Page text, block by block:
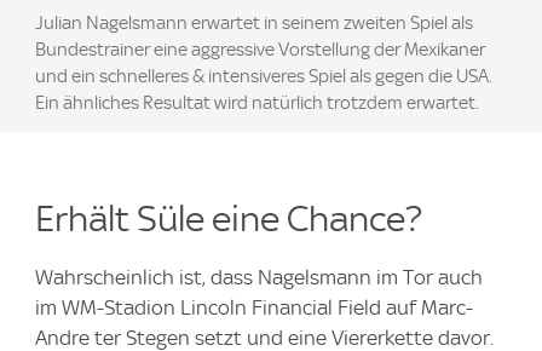
Julian Nagelsmann erwartet in seinem zweiten Spiel als
Bundestrainer eine aggressive Vorstellung der Mexikaner
und ein schnelleres & intensiveres Spiel als gegen die USA.
Ein ähnliches Resultat wird natürlich trotzdem erwartet.
Erhält Süle eine Chance?
Wahrscheinlich ist, dass Nagelsmann im Tor auch
im WM-Stadion Lincoln Financial Field auf Marc-
Andre ter Stegen setzt und eine Viererkette davor.